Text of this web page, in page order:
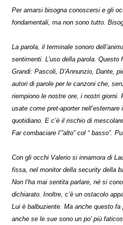
Per amarsi bisogna conoscersi e gli
fondamentali, ma non sono tutto.
La parola, il terminale sonoro
sentimenti. L’uso della parola. Questo
Grandi: Pascoli, D’Annunzio, Dante,
autori di parole per le canzoni che,
riempiono le nostre ore, i nostri giorni.
usate come pret-aporter
quotidiano. E c’è il rischio di
Far combaciare l’”alto” col “ basso”.
Con gli occhi Valerio si innamora di
fissa, nel monitor della security della
Non l’ha mai sentita parlare, né si
dichiarato. Inoltre, c’è un ostacolo
Lui è balbuziente. Ma anche questo fa
anche se le sue sono un po’ più